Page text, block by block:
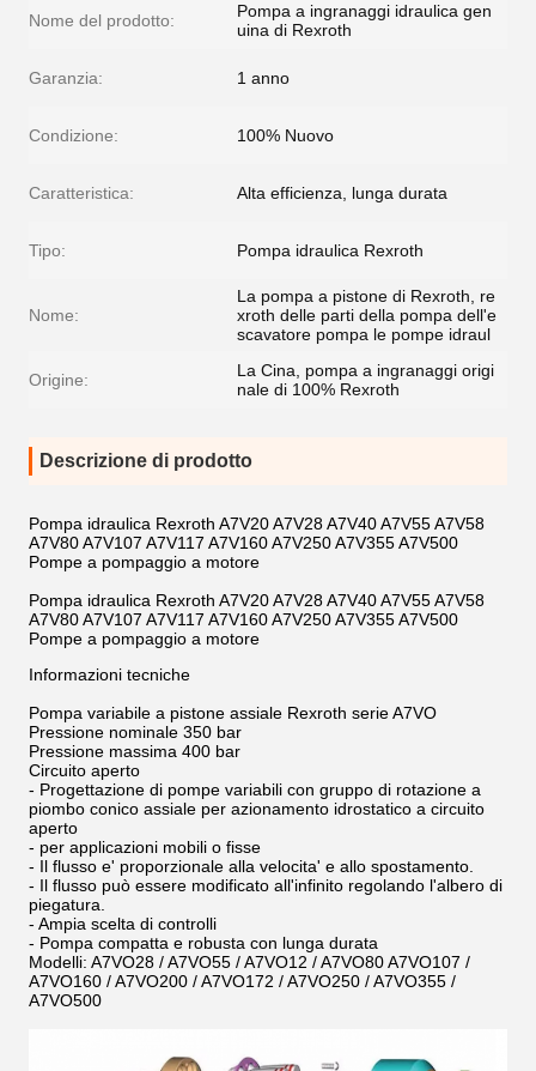
Nome del prodotto:
Pompa a ingranaggi idraulica gen
uina di Rexroth
Garanzia: 1 anno
Condizione: 100% Nuovo
Caratteristica: Alta efficienza, lunga durata
Tipo: Pompa idraulica Rexroth
Nome:
La pompa a pistone di Rexroth, re
xroth delle parti della pompa dell'e
scavatore pompa le pompe idraul
Origine:
La Cina, pompa a ingranaggi origi
nale di 100% Rexroth
Descrizione di prodotto
Pompa idraulica Rexroth A7V20 A7V28 A7V40 A7V55 A7V58
A7V80 A7V107 A7V117 A7V160 A7V250 A7V355 A7V500
Pompe a pompaggio a motore
Pompa idraulica Rexroth A7V20 A7V28 A7V40 A7V55 A7V58
A7V80 A7V107 A7V117 A7V160 A7V250 A7V355 A7V500
Pompe a pompaggio a motore
Informazioni tecniche
Pompa variabile a pistone assiale Rexroth serie A7VO
Pressione nominale 350 bar
Pressione massima 400 bar
Circuito aperto
- Progettazione di pompe variabili con gruppo di rotazione a
piombo conico assiale per azionamento idrostatico a circuito
aperto
- per applicazioni mobili o fisse
- Il flusso e' proporzionale alla velocita' e allo spostamento.
- Il flusso può essere modificato all'infinito regolando l'albero di
piegatura.
- Ampia scelta di controlli
- Pompa compatta e robusta con lunga durata
Modelli: A7VO28 / A7VO55 / A7VO12 / A7VO80 A7VO107 /
A7VO160 / A7VO200 / A7VO172 / A7VO250 / A7VO355 /
A7VO500